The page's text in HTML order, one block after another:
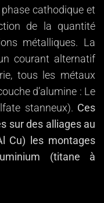
cathodique et
de la quantité
métalliques. La
courant alternatif
tous les métaux
d’alumine : Le
stanneux). Ces
sur des alliages au
Cu) les montages
(titane à